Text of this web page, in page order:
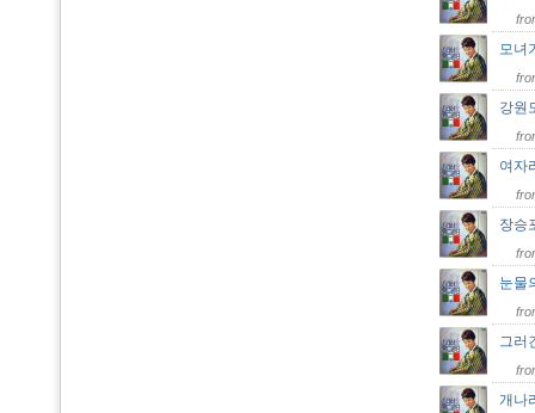
모
강
여자
장승
눈물
그
개나